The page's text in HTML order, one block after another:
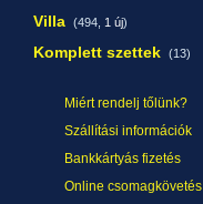
Villa (494, 1 új)
Komplett szettek (13)
Miért rendelj tőlünk?
Szállítási információk
Bankkártyás fizetés
Online csomagkövetés